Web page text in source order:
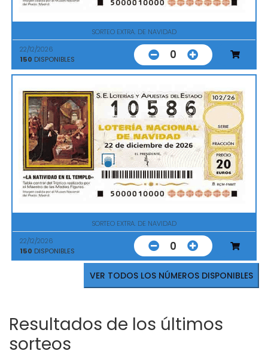
SORTEO EXTRA. DE NAVIDAD
22/12/2026
150 DISPONIBLES 0
SORTEO EXTRA. DE NAVIDAD
22/12/2026
150 DISPONIBLES 0
VER TODOS LOS NÚMEROS DISPONIBLES
Resultados de los últimos
sorteos